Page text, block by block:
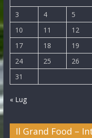
3
4 5
10
11 12
17
18 19
24
25 26
31
« Lug
Il Grand Food –